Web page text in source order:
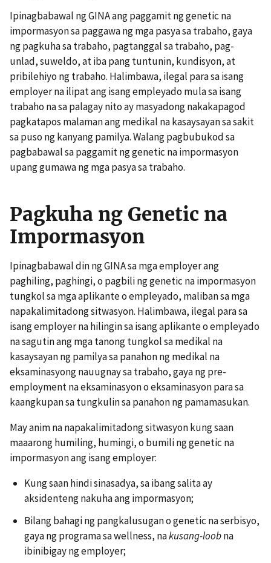
Ipinagbabawal ng GINA ang paggamit ng genetic na
impormasyon sa paggawa ng mga pasya sa trabaho, gaya
ng pagkuha sa trabaho, pagtanggal sa trabaho, pag-
unlad, suweldo, at iba pang tuntunin, kundisyon, at
pribilehiyo ng trabaho. Halimbawa, ilegal para sa isang
employer na ilipat ang isang empleyado mula sa isang
trabaho na sa palagay nito ay masyadong nakakapagod
pagkatapos malaman ang medikal na kasaysayan sa sakit
sa puso ng kanyang pamilya. Walang pagbubukod sa
pagbabawal sa paggamit ng genetic na impormasyon
upang gumawa ng mga pasya sa trabaho.
Pagkuha ng Genetic na
Impormasyon
Ipinagbabawal din ng GINA sa mga employer ang
paghiling, paghingi, o pagbili ng genetic na impormasyon
tungkol sa mga aplikante o empleyado, maliban sa mga
napakalimitadong sitwasyon. Halimbawa, ilegal para sa
isang employer na hilingin sa isang aplikante o empleyado
na sagutin ang mga tanong tungkol sa medikal na
kasaysayan ng pamilya sa panahon ng medikal na
eksaminasyong nauugnay sa trabaho, gaya ng pre-
employment na eksaminasyon o eksaminasyon para sa
kaangkupan sa tungkulin sa panahon ng pamamasukan.
May anim na napakalimitadong sitwasyon kung saan
maaarong humiling, humingi, o bumili ng genetic na
impormasyon ang isang employer:
Kung saan hindi sinasadya, sa ibang salita ay
aksidenteng nakuha ang impormasyon;
Bilang bahagi ng pangkalusugan o genetic na serbisyo,
gaya ng programa sa wellness, nakusang-loobna
ibinibigay ng employer;